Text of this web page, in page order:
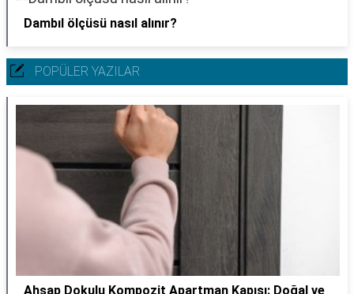
Dambıl ölçüsü nasıl alınır?
POPÜLER YAZILAR
Ahşap Dokulu Kompozit Apartman Kapısı: Doğal ve